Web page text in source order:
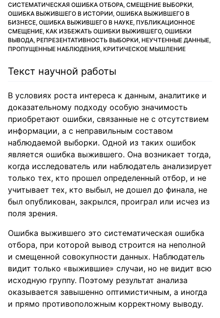
СИСТЕМАТИЧЕСКАЯ ОШИБКА ОТБОРА, СМЕЩЕНИЕ ВЫБОРКИ,
ОШИБКА ВЫЖИВШЕГО В ИСТОРИИ, ОШИБКА ВЫЖИВШЕГО В
БИЗНЕСЕ, ОШИБКА ВЫЖИВШЕГО В НАУКЕ, ПУБЛИКАЦИОННОЕ
СМЕЩЕНИЕ, КАК ИЗБЕЖАТЬ ОШИБКИ ВЫЖИВШЕГО, ОШИБКИ
ВЫВОДА, РЕПРЕЗЕНТАТИВНОСТЬ ВЫБОРКИ, НЕУЧТЕННЫЕ ДАННЫЕ,
ПРОПУЩЕННЫЕ НАБЛЮДЕНИЯ, КРИТИЧЕСКОЕ МЫШЛЕНИЕ
Текст научной работы
В условиях роста интереса к данным, аналитике и
доказательному подходу особую значимость
приобретают ошибки, связанные не с отсутствием
информации, а с неправильным составом
наблюдаемой выборки. Одной из таких ошибок
является ошибка выжившего. Она возникает тогда,
когда исследователь или наблюдатель анализирует
только тех, кто прошел определенный отбор, и не
учитывает тех, кто выбыл, не дошел до финала, не
был опубликован, закрылся, проиграл или исчез из
поля зрения.
Ошибка выжившего это систематическая ошибка
отбора, при которой вывод строится на неполной
и смещенной совокупности данных. Наблюдатель
видит только «выжившие» случаи, но не видит всю
исходную группу. Поэтому результат анализа
оказывается завышенно оптимистичным, а иногда
и прямо противоположным корректному выводу.